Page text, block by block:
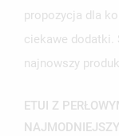
propozycja dla
ciekawe dodatki.
najnowszy
ETUI Z